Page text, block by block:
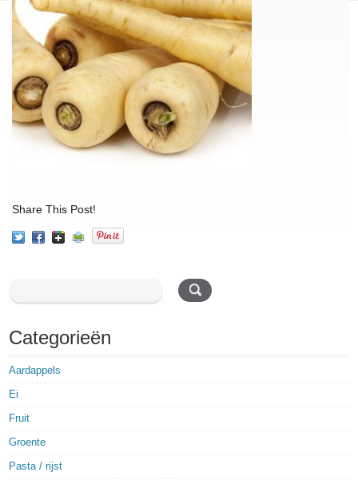
Share This Post!
Categorieën
Aardappels
Ei
Fruit
Groente
Pasta / rijst